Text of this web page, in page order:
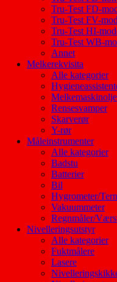
Tru-Test FD-
Tru-Test FV-
Tru-Test HI-
Tru-Test WB-
Annet
Melkerekvisita
Alle kategorier
Melkemaskinolje
Rensesvamper
Skarverør
Y-rør
Måleinstrumenter
Alle kategorier
Badstu
Batterier
Bil
Hygrometer/
Vakuummeter
Regnmåler/
Nivelleringsutstyr
Alle kategorier
Fuktmålere
Lasere